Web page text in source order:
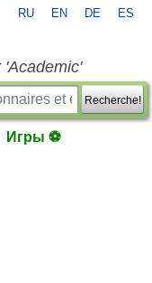
RU EN DE ES
'Academic'
Recherche!
Игры ⚽